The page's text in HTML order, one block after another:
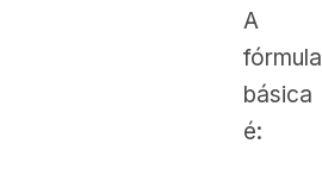
A
fórmula
básica
é: